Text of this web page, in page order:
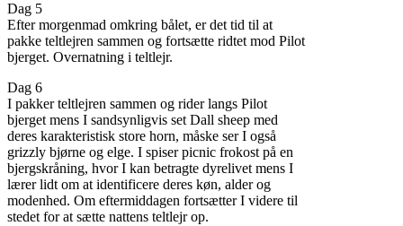
Dag 5
Efter morgenmad omkring bålet, er det tid til at
pakke teltlejren sammen og fortsætte ridtet mod Pilot
bjerget. Overnatning i teltlejr.
Dag 6
I pakker teltlejren sammen og rider langs Pilot
bjerget mens I sandsynligvis set Dall sheep med
deres karakteristisk store horn, måske ser I også
grizzly bjørne og elge. I spiser picnic frokost på en
bjergskråning, hvor I kan betragte dyrelivet mens I
lærer lidt om at identificere deres køn, alder og
modenhed. Om eftermiddagen fortsætter I videre til
stedet for at sætte nattens teltlejr op.